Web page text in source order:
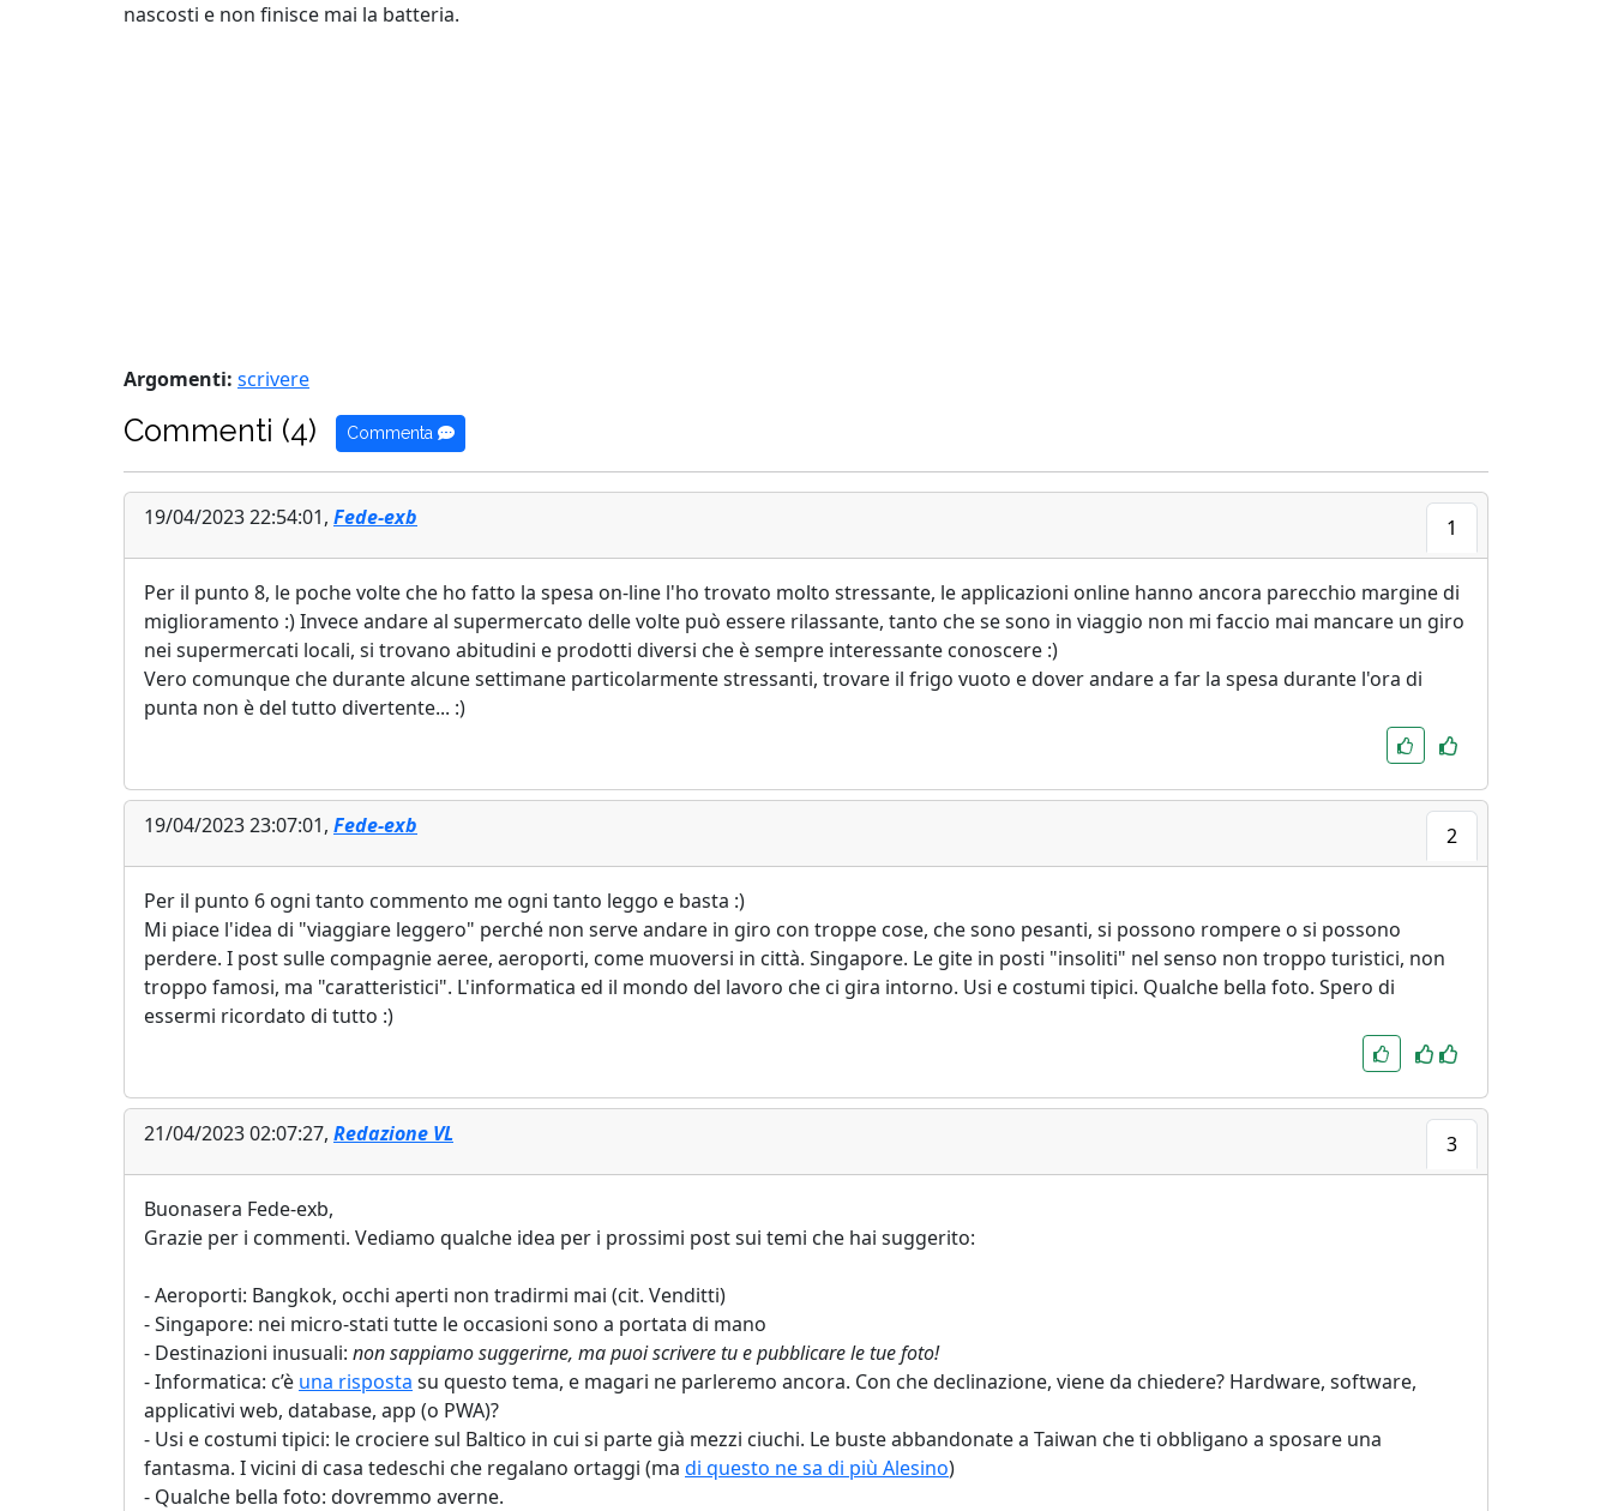
nascosti e non finisce mai la batteria.
Argomenti: scrivere
Commenti (4) Commenta
19/04/2023 22:54:01, Fede-exb 1
Per il punto 8, le poche volte che ho fatto la spesa on-line l'ho trovato molto stressante, le applicazioni online hanno ancora parecchio margine di
miglioramento :) Invece andare al supermercato delle volte può essere rilassante, tanto che se sono in viaggio non mi faccio mai mancare un giro
nei supermercati locali, si trovano abitudini e prodotti diversi che è sempre interessante conoscere :)
Vero comunque che durante alcune settimane particolarmente stressanti, trovare il frigo vuoto e dover andare a far la spesa durante l'ora di
punta non è del tutto divertente... :)
19/04/2023 23:07:01, Fede-exb 2
Per il punto 6 ogni tanto commento me ogni tanto leggo e basta :)
Mi piace l'idea di "viaggiare leggero" perché non serve andare in giro con troppe cose, che sono pesanti, si possono rompere o si possono
perdere. I post sulle compagnie aeree, aeroporti, come muoversi in città. Singapore. Le gite in posti "insoliti" nel senso non troppo turistici, non
troppo famosi, ma "caratteristici". L'informatica ed il mondo del lavoro che ci gira intorno. Usi e costumi tipici. Qualche bella foto. Spero di
essermi ricordato di tutto :)
21/04/2023 02:07:27, Redazione VL 3
Buonasera Fede-exb,
Grazie per i commenti. Vediamo qualche idea per i prossimi post sui temi che hai suggerito:
- Aeroporti: Bangkok, occhi aperti non tradirmi mai (cit. Venditti)
- Singapore: nei micro-stati tutte le occasioni sono a portata di mano
- Destinazioni inusuali: non sappiamo suggerirne, ma puoi scrivere tu e pubblicare le tue foto!
- Informatica: c’è una risposta su questo tema, e magari ne parleremo ancora. Con che declinazione, viene da chiedere? Hardware, software,
applicativi web, database, app (o PWA)?
- Usi e costumi tipici: le crociere sul Baltico in cui si parte già mezzi ciuchi. Le buste abbandonate a Taiwan che ti obbligano a sposare una
fantasma. I vicini di casa tedeschi che regalano ortaggi (ma di questo ne sa di più Alesino)
- Qualche bella foto: dovremmo averne.